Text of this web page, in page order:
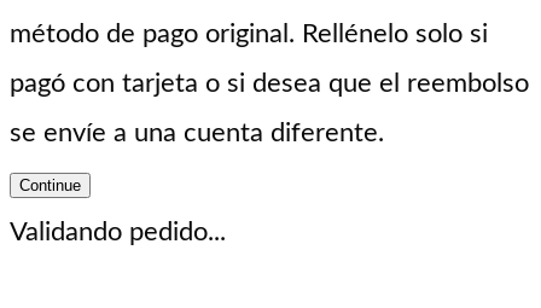
método de pago original. Rellénelo solo si
pagó con tarjeta o si desea que el reembolso
se envíe a una cuenta diferente.
Continue
Validando pedido...